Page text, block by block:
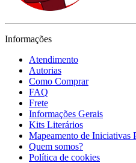
Informações
Atendimento
Autorias
Como Comprar
FAQ
Frete
Informações Gerais
Kits Literários
Mapeamento de Iniciativas
Quem somos?
Política de cookies